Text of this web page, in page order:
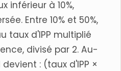
inférieur à 10%,
Entre 10% et 50%,
taux d'IPP multiplié
divisé par 2. Au-
: (taux d'IPP ×